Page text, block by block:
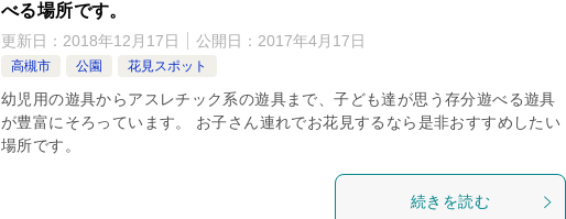
べる場所です。
更新日： 2018年12月17日 公開日： 2017年4月17日
高槻市 公園 花見スポット
幼児用の遊具からアスレチック系の遊具まで、子ども達が思う存分遊べる遊具
が豊富にそろっています。 お子さん連れでお花見するなら是非おすすめしたい
場所です。
続きを読む